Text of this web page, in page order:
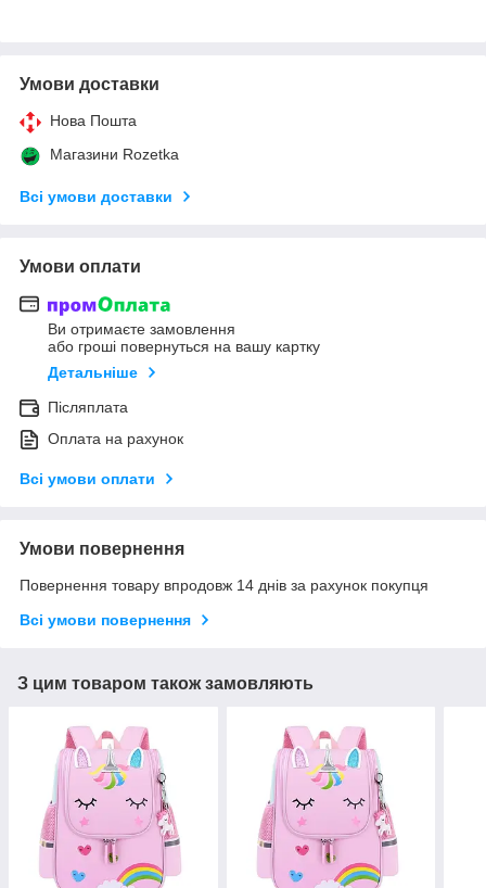
Умови доставки
Нова Пошта
Магазини Rozetka
Всі умови доставки
Умови оплати
Ви отримаєте замовлення
або гроші повернуться на вашу картку
Детальніше
Післяплата
Оплата на рахунок
Всі умови оплати
Умови повернення
Повернення товару впродовж 14 днів за рахунок покупця
Всі умови повернення
З цим товаром також замовляють